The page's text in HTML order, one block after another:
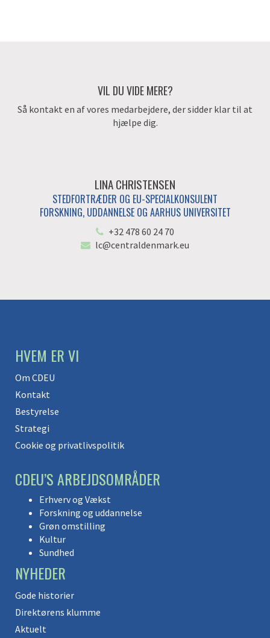
VIL DU VIDE MERE?
Så kontakt en af vores medarbejdere, der sidder klar til at
hjælpe dig.
LINA CHRISTENSEN
STEDFORTRÆDER OG EU-SPECIALKONSULENT
FORSKNING, UDDANNELSE OG AARHUS UNIVERSITET
+32 478 60 24 70
lc@centraldenmark.eu
HVEM ER VI
Om CDEU
Kontakt
Bestyrelse
Strategi
Cookie og privatlivspolitik
CDEU’S ARBEJDSOMRÅDER
Erhverv og Vækst
Forskning og uddannelse
Grøn omstilling
Kultur
Sundhed
NYHEDER
Gode historier
Direktørens klumme
Aktuelt